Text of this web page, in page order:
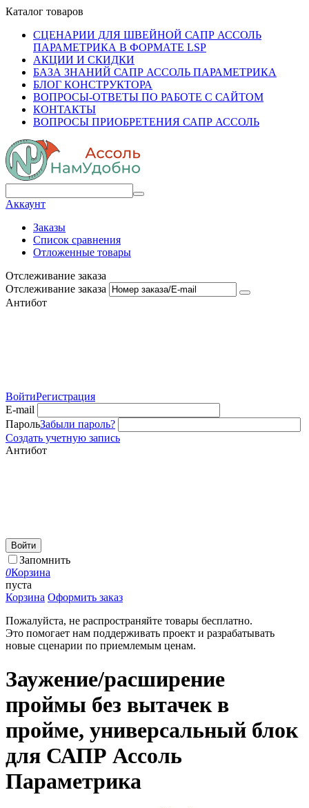
Каталог товаров
СЦЕНАРИИ ДЛЯ ШВЕЙНОЙ САПР АССОЛЬ
ПАРАМЕТРИКА В ФОРМАТЕ LSP
АКЦИИ И СКИДКИ
БАЗА ЗНАНИЙ САПР АССОЛЬ ПАРАМЕТРИКА
БЛОГ КОНСТРУКТОРА
ВОПРОСЫ-ОТВЕТЫ ПО РАБОТЕ С САЙТОМ
КОНТАКТЫ
ВОПРОСЫ ПРИОБРЕТЕНИЯ САПР АССОЛЬ
Аккаунт
Заказы
Список сравнения
Отложенные товары
Отслеживание заказа
Отслеживание заказа
Антибот
ВойтиРегистрация
E-mail
ПарольЗабыли пароль?
Создать учетную запись
Антибот
Войти
Запомнить
0Корзина
пуста
Корзина Оформить заказ
Пожалуйста, не распространяйте товары бесплатно.
Это помогает нам поддерживать проект и разрабатывать
новые сценарии по приемлемым ценам.
Заужение/расширение
проймы без вытачек в
пройме, универсальный блок
для САПР Ассоль
Параметрика